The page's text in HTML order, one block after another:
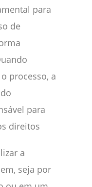
para
de
processo, a
para
direitos
a
seja por